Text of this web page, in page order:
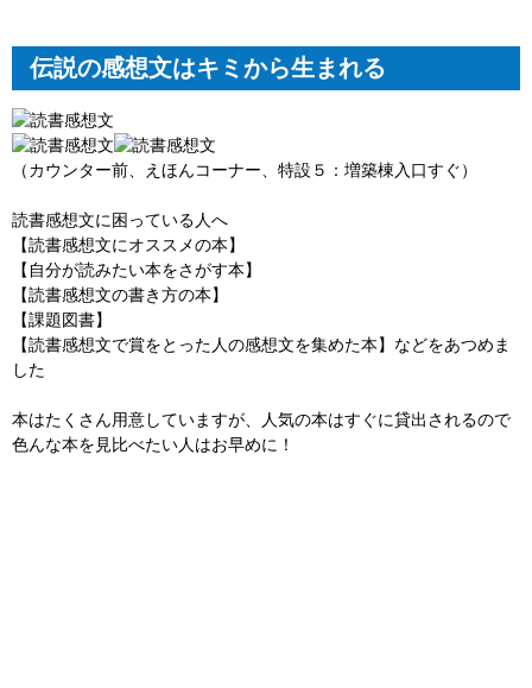
伝説の感想文はキミから生まれる
（カウンター前、えほんコーナー、特設５：増築棟入口すぐ）
読書感想文に困っている人へ
【読書感想文にオススメの本】
【自分が読みたい本をさがす本】
【読書感想文の書き方の本】
【課題図書】
【読書感想文で賞をとった人の感想文を集めた本】などをあつめま
した
本はたくさん用意していますが、人気の本はすぐに貸出されるので
色んな本を見比べたい人はお早めに！